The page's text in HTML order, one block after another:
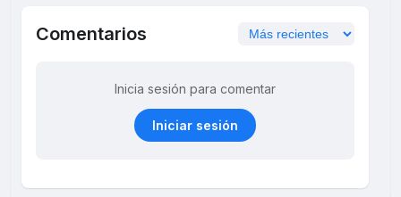
Comentarios
Inicia sesión para comentar
Iniciar sesión